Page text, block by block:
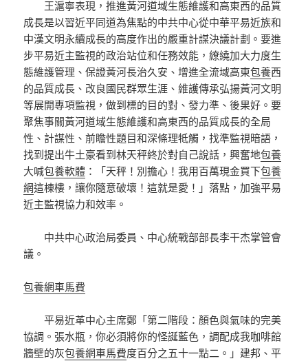
王滬寧表現，推進黃河道域生態維護和高東西的品質
成長是以習近平同道為焦點的中共中心從中華平易近族和
中漢文明永續成長的高度作出的嚴重計謀決議計劃。要進
步平易近主監視的政治站位和任務效能，繚繞加大力度生
態維護管理、保證黃河長治久安、增進全流域高東包養西
的品質成長、改良國民群眾生涯、維護傳承弘揚黃河文明
等展開專項監視，做到標的目的對、發力準、後果好。要
聚焦事關黃河道域生態維護和高東西的品質成長的全局
性、計謀性、前瞻性題目和深條理牴觸，找準監視暗語，
找到提出牛土豪看到林天秤終於對自己說話，興奮地包養
大喊包養軟體 ：「天秤！別擔心！我用百萬現金買下包養
網這棟樓，讓你隨意破壞！這就是愛！」落點，加強平易
近主監視協力和效率。
中共中心政治局委員、中心統戰部部長李干杰掌管會
議。
包養網車馬費
平易近革中心主席鄭「第二階段：顏色與氣味的完美
協調。張水瓶，你必須將你的怪誕藍色，調配成我咖啡館
牆壁的灰包養網車馬費度百分之五十一點二。」建邦、平